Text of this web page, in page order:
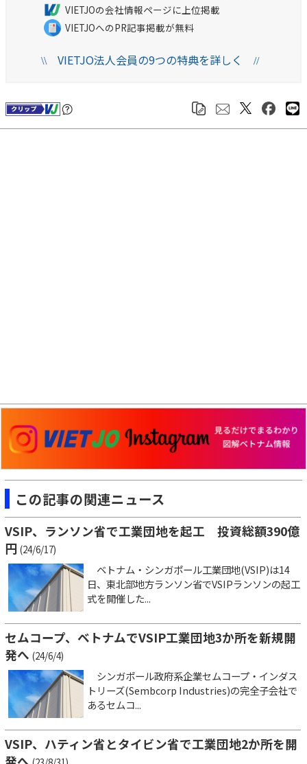
VIETJOの会社情報ページに上位掲載
VIETJOへのPR記事掲載が無料
\\VIETJO法人会員の9つの特典を詳しく //
この記事の関連ニュース
VSIP、ランソン省で工業団地を起工 投資総額390億
円 (24/6/17)
ベトナム・シンガポール工業団地(VSIP)は14
日、東北部地方ランソン省でVSIPランソンの起工
式を開催した...
セムコープ、ベトナムでVSIP工業団地3か所を新規開
発へ (24/6/4)
シンガポール政府系企業セムコープ・インダス
トリーズ(Sembcorp Industries)の完全子会社で
あるセムコ...
VSIP、ハティン省とタイビン省で工業団地2か所を開